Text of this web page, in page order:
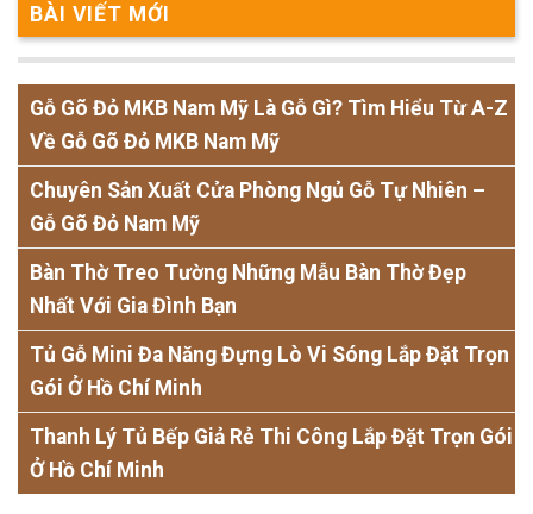
BÀI VIẾT MỚI
Gỗ Gõ Đỏ MKB Nam Mỹ Là Gỗ Gì? Tìm Hiểu Từ A-Z
Về Gỗ Gõ Đỏ MKB Nam Mỹ
Chuyên Sản Xuất Cửa Phòng Ngủ Gỗ Tự Nhiên –
Gỗ Gõ Đỏ Nam Mỹ
Bàn Thờ Treo Tường Những Mẫu Bàn Thờ Đẹp
Nhất Với Gia Đình Bạn
Tủ Gỗ Mini Đa Năng Đựng Lò Vi Sóng Lắp Đặt Trọn
Gói Ở Hồ Chí Minh
Thanh Lý Tủ Bếp Giả Rẻ Thi Công Lắp Đặt Trọn Gói
Ở Hồ Chí Minh